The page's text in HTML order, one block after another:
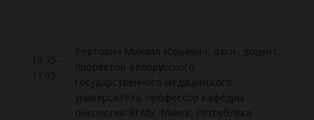
10:35–
11:05
Ревтович Михаил Юрьевич, д.м.н., доцент,
проректор Белорусского
государственного медицинского
университета, профессор кафедры
онкологии БГМУ. Минск, Республика